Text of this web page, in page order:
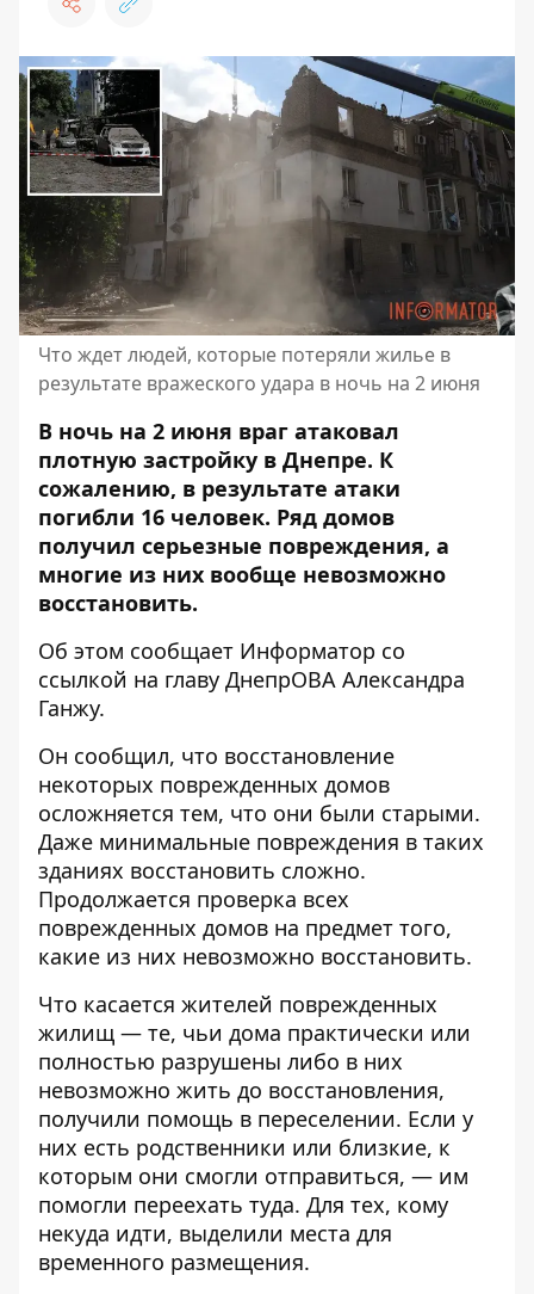
Что ждет людей, которые потеряли жилье в
результате вражеского удара в ночь на 2 июня
В ночь на 2 июня враг атаковал
плотную застройку в Днепре. К
сожалению, в результате атаки
погибли 16 человек. Ряд домов
получил серьезные повреждения, а
многие из них вообще невозможно
восстановить.
Об этом сообщает Информатор со
ссылкой на главу ДнепрОВА Александра
Ганжу.
Он сообщил, что восстановление
некоторых поврежденных домов
осложняется тем, что они были старыми.
Даже минимальные повреждения в таких
зданиях восстановить сложно.
Продолжается проверка всех
поврежденных домов на предмет того,
какие из них невозможно восстановить.
Что касается жителей поврежденных
жилищ — те, чьи дома практически или
полностью разрушены либо в них
невозможно жить до восстановления,
получили помощь в переселении. Если у
них есть родственники или близкие, к
которым они смогли отправиться, — им
помогли переехать туда. Для тех, кому
некуда идти, выделили места для
временного размещения.